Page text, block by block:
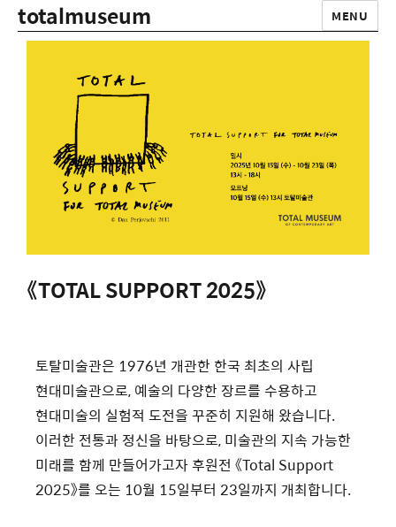
totalmuseum MENU
《TOTAL SUPPORT 2025》
토탈미술관은 1976년 개관한 한국 최초의 사립
현대미술관으로, 예술의 다양한 장르를 수용하고
현대미술의 실험적 도전을 꾸준히 지원해 왔습니다.
이러한 전통과 정신을 바탕으로, 미술관의 지속 가능한
미래를 함께 만들어가고자 후원전 《Total Support
2025》를 오는 10월 15일부터 23일까지 개최합니다.